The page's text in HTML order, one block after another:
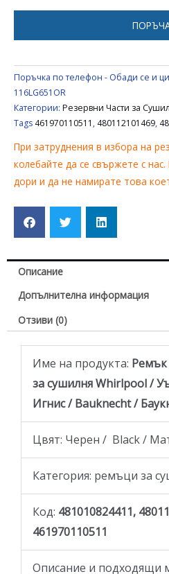
СУШИЛНЯ
IGNIS
PHILIPS
481010824411,
480112101469,
461970110511
Поръчка по телефон - Обади се и
116LG651OR
Категории: Резервни Части за
Tags461970110511 ,480112101469,
При затруднения в избора на
колебайте да се свържете с
дори и да не намирате това
Описание
Допълнителна информация
Отзиви (0)
Име на продукта: Ремък
за сушилня Whirlpool /
Игнис / Bauknecht /
Цвят: Черен / Black /
Категория: ремъци за
Код: 481010824411,
461970110511
Описание и подходящи